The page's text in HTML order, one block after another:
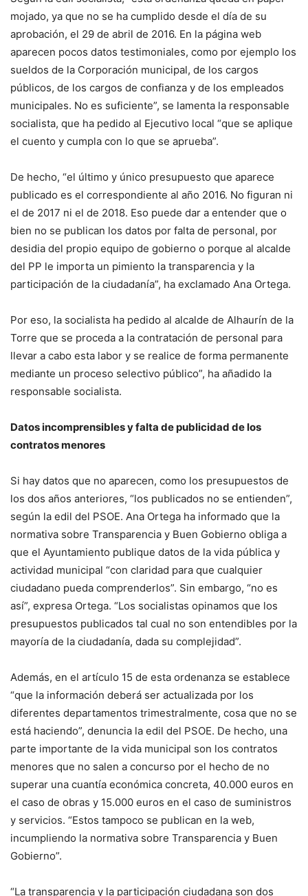
mojado, ya que no se ha cumplido desde el día de su
aprobación, el 29 de abril de 2016. En la página web
aparecen pocos datos testimoniales, como por ejemplo los
sueldos de la Corporación municipal, de los cargos
públicos, de los cargos de confianza y de los empleados
municipales. No es suficiente”, se lamenta la responsable
socialista, que ha pedido al Ejecutivo local “que se aplique
el cuento y cumpla con lo que se aprueba”.
De hecho, “el último y único presupuesto que aparece
publicado es el correspondiente al año 2016. No figuran ni
el de 2017 ni el de 2018. Eso puede dar a entender que o
bien no se publican los datos por falta de personal, por
desidia del propio equipo de gobierno o porque al alcalde
del PP le importa un pimiento la transparencia y la
participación de la ciudadanía”, ha exclamado Ana Ortega.
Por eso, la socialista ha pedido al alcalde de Alhaurín de la
Torre que se proceda a la contratación de personal para
llevar a cabo esta labor y se realice de forma permanente
mediante un proceso selectivo público”, ha añadido la
responsable socialista.
Datos incomprensibles y falta de publicidad de los
contratos menores
Si hay datos que no aparecen, como los presupuestos de
los dos años anteriores, “los publicados no se entienden”,
según la edil del PSOE. Ana Ortega ha informado que la
normativa sobre Transparencia y Buen Gobierno obliga a
que el Ayuntamiento publique datos de la vida pública y
actividad municipal “con claridad para que cualquier
ciudadano pueda comprenderlos”. Sin embargo, “no es
así”, expresa Ortega. “Los socialistas opinamos que los
presupuestos publicados tal cual no son entendibles por la
mayoría de la ciudadanía, dada su complejidad”.
Además, en el artículo 15 de esta ordenanza se establece
“que la información deberá ser actualizada por los
diferentes departamentos trimestralmente, cosa que no se
está haciendo”, denuncia la edil del PSOE. De hecho, una
parte importante de la vida municipal son los contratos
menores que no salen a concurso por el hecho de no
superar una cuantía económica concreta, 40.000 euros en
el caso de obras y 15.000 euros en el caso de suministros
y servicios. “Estos tampoco se publican en la web,
incumpliendo la normativa sobre Transparencia y Buen
Gobierno”.
“La transparencia y la participación ciudadana son dos